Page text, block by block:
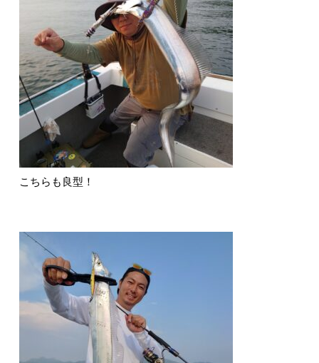
こちらも良型！